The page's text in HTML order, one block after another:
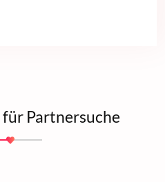
Partnersuche